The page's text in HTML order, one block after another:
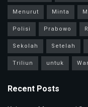
Menurut
Minta
Polisi
Prabowo
Sekolah
Setelah
Triliun
untuk
Recent Posts